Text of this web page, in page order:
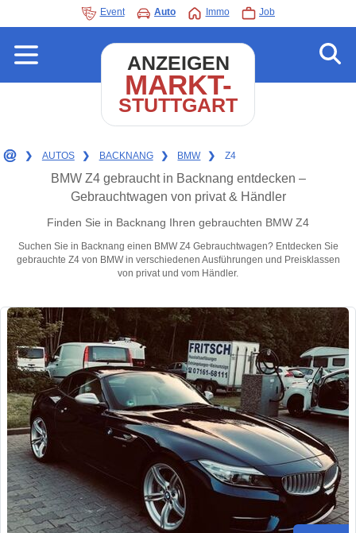
Event Auto Immo Job
ANZEIGEN
MARKT-
STUTTGART
❯ AUTOS ❯ BACKNANG ❯ BMW ❯ Z4
BMW Z4 gebraucht in Backnang entdecken –
Gebrauchtwagen von privat & Händler
Finden Sie in Backnang Ihren gebrauchten BMW Z4
Suchen Sie in Backnang einen BMW Z4 Gebrauchtwagen? Entdecken Sie
gebrauchte Z4 von BMW in verschiedenen Ausführungen und Preisklassen
von privat und vom Händler.